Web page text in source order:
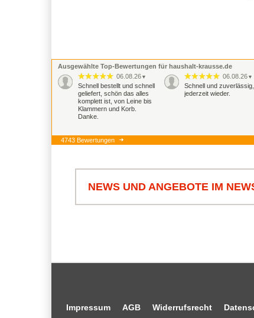
Ausgewählte Top-Bewertungen für haushalt-krausse.de
06.08.26 ▼
Schnell bestellt und schnell
geliefert, schön das alles
komplett ist, von Leine bis
Klammern und Korb.
Danke.
06.08.26 ▼
Schnell und zuverlässig,
jederzeit wieder.
4743 Bewertungen
NEWS UND ANGEBOTE IM
Impressum AGB Widerrufsrecht